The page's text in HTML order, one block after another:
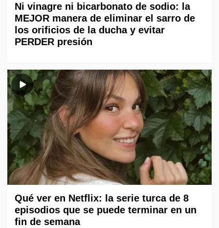
Ni vinagre ni bicarbonato de sodio: la
MEJOR manera de eliminar el sarro de
los orificios de la ducha y evitar
PERDER presión
Qué ver en Netflix: la serie turca de 8
episodios que se puede terminar en un
fin de semana